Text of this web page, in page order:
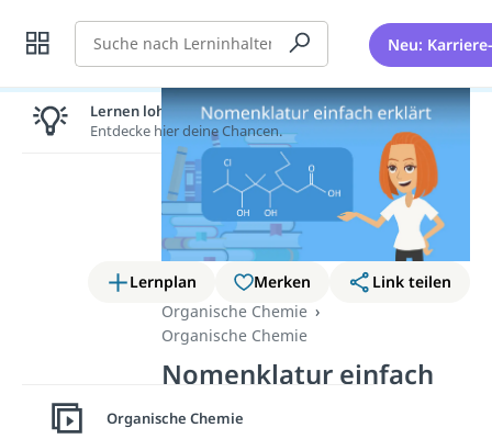
Suche Neu:
Lernplan Merken
Link teilen
Organische Chemie
Organische Chemie
Nomenklatur einfach
erklärt
Lernen lohnt sich!
Entdecke hier deine Chancen.
Organische Chemie